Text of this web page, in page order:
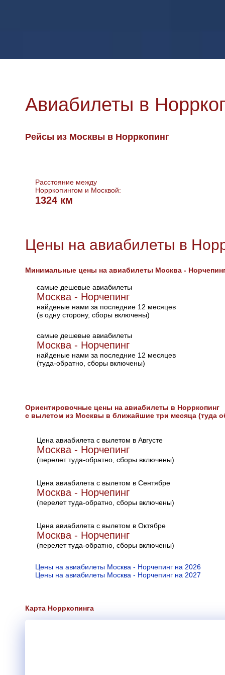
Авиабилеты в
Рейсы из Москвы в Норркопинг
Расстояние между
Норркопингом и Москвой:
1324 км
Цены на авиабилеты в
Минимальные цены на авиабилеты Москва -
самые дешевые авиабилеты
Москва - Норчепинг
найденые нами за последние 12 месяцев
(в одну сторону, сборы включены)
самые дешевые авиабилеты
Москва - Норчепинг
найденые нами за последние 12 месяцев
(туда-обратно, сборы включены)
Ориентировочные цены на авиабилеты в Норркопинг
с вылетом из Москвы в ближайшие три месяца (туда
Цена авиабилета с вылетом в Августе
Москва - Норчепинг
(перелет туда-обратно, сборы включены)
Цена авиабилета с вылетом в Сентябре
Москва - Норчепинг
(перелет туда-обратно, сборы включены)
Цена авиабилета с вылетом в Октябре
Москва - Норчепинг
(перелет туда-обратно, сборы включены)
Цены на авиабилеты Москва - Норчепинг на 2026
Цены на авиабилеты Москва - Норчепинг на 2027
Карта Норркопинга